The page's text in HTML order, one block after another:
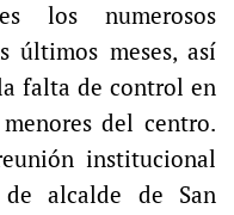
los numerosos
últimos meses, así
falta de control en
del centro.
institucional
alcalde de San